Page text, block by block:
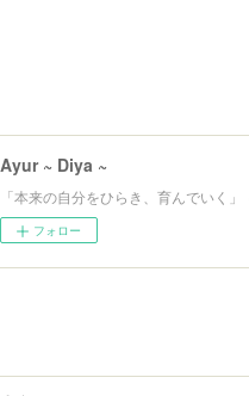
Ayur ~ Diya ~
「本来の自分をひらき、育んでいく
フォロー